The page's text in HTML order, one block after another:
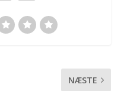
NÆSTE